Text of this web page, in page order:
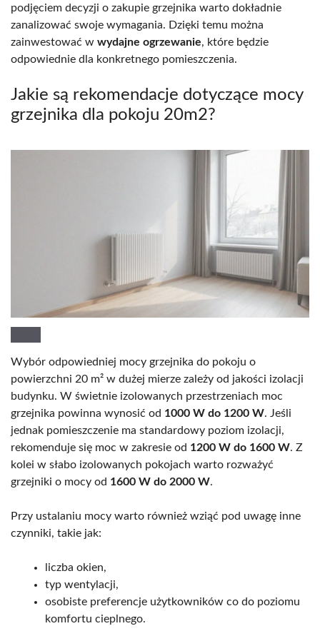
podjęciem decyzji o zakupie grzejnika warto dokładnie
zanalizować swoje wymagania. Dzięki temu można
zainwestować w wydajne ogrzewanie, które będzie
odpowiednie dla konkretnego pomieszczenia.
Jakie są rekomendacje dotyczące mocy
grzejnika dla pokoju 20m2?
Wybór odpowiedniej mocy grzejnika do pokoju o
powierzchni 20 m² w dużej mierze zależy od jakości izolacji
budynku. W świetnie izolowanych przestrzeniach moc
grzejnika powinna wynosić od 1000 W do 1200 W. Jeśli
jednak pomieszczenie ma standardowy poziom izolacji,
rekomenduje się moc w zakresie od 1200 W do 1600 W. Z
kolei w słabo izolowanych pokojach warto rozważyć
grzejniki o mocy od 1600 W do 2000 W.
Przy ustalaniu mocy warto również wziąć pod uwagę inne
czynniki, takie jak:
liczba okien,
typ wentylacji,
osobiste preferencje użytkowników co do poziomu
komfortu cieplnego.